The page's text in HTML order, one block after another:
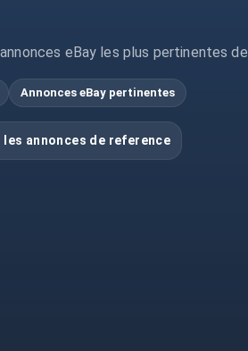
eBay les plus pertinentes
Annonces eBay pertinentes
les annonces de reference